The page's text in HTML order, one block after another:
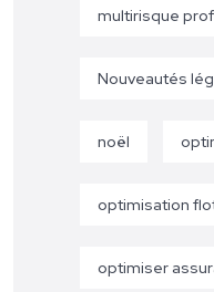
multirisque
Nouveautés
noël
optimisation
optimiser